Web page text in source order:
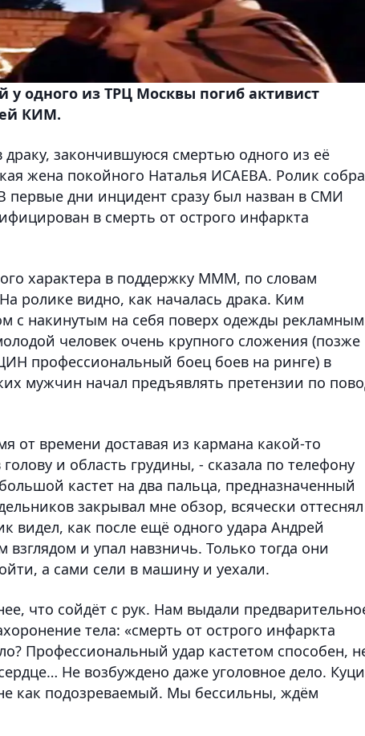
у одного из ТРЦ Москвы погиб активист
КИМ.
закончившуюся смертью одного из её
жена покойного Наталья ИСАЕВА. Ролик
первые дни инцидент сразу был назван в СМИ
в смерть от острого инфаркта
характера в поддержку МММ, по словам
ролике видно, как началась драка. Ким
с накинутым на себя поверх одежды рекламным
человек очень крупного сложения (позже
профессиональный боец боев на ринге) в
мужчин начал предъявлять претензии по
от времени доставая из кармана какой-то
и область грудины, - сказала по телефону
кастет на два пальца, предназначенный
закрывал мне обзор, всячески оттеснял
видел, как после ещё одного удара Андрей
и упал навзничь. Только тогда они
а сами сели в машину и уехали.
что сойдёт с рук. Нам выдали
тела: «смерть от острого инфаркта
Профессиональный удар кастетом способен,
Не возбуждено даже уголовное дело.
как подозреваемый. Мы бессильны, ждём